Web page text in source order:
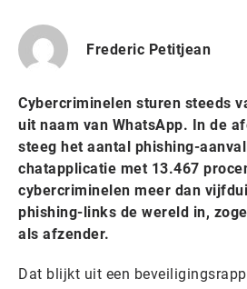
Frederic Petitjean
Cybercriminelen sturen steeds
uit naam van WhatsApp. In de
steeg het aantal phishing-
chatapplicatie met 13.467
cybercriminelen meer dan
phishing-links de wereld in,
als afzender.
Dat blijkt uit een